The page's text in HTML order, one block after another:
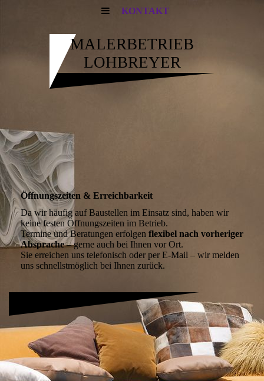
KONTAKT
MALERBETRIEB
LOHBREYER
Öffnungszeiten & Erreichbarkeit
Da wir häufig auf Baustellen im Einsatz sind, haben wir
keine festen Öffnungszeiten im Betrieb.
Termine und Beratungen erfolgen flexibel nach vorheriger
Absprache– gerne auch bei Ihnen vor Ort.
Sie erreichen uns telefonisch oder per E-Mail – wir melden
uns schnellstmöglich bei Ihnen zurück.